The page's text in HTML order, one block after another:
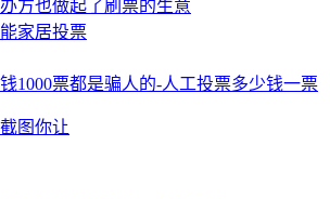
方也做起了刷票的生意
家居投票
1000票都是骗人的-人工投票多少钱一票
截图你让